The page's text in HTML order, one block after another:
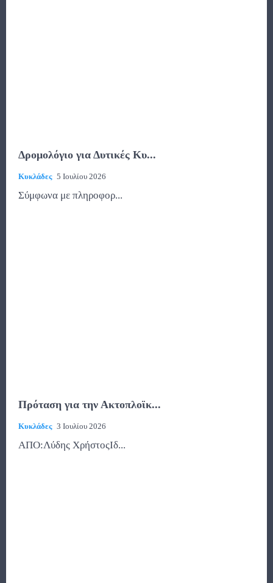
Δρομολόγιο για Δυτικές Κυ...
Κυκλάδες 5 Ιουλίου 2026
Σύμφωνα με πληροφορ...
Πρόταση για την Ακτοπλοϊκ...
Κυκλάδες 3 Ιουλίου 2026
ΑΠΟ:Λύδης ΧρήστοςΙδ...